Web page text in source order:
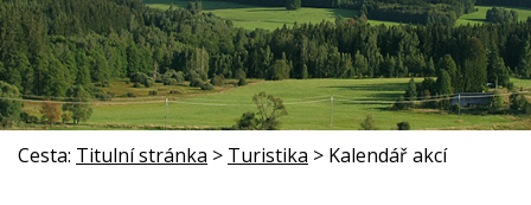
Cesta: Titulní stránka > Turistika > Kalendář akcí